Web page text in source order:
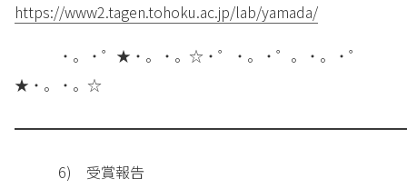
https://www2.tagen.tohoku.ac.jp/lab/yamada/
・。・゜★・。・。☆・゜・。・゜。・。・゜
★・。・。☆
6) 受賞報告